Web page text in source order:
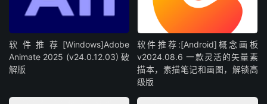
软件推荐[Windows]Adobe
Animate 2025 (v24.0.12.03) 破
解版
软件推荐:[Android]概念画板
v2024.08.6 一款灵活的矢量素
描本，素描笔记和画图，解锁高
级版